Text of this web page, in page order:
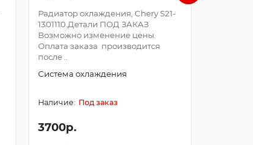
Радиатор охлаждения, Chery S21-
1301110.Детали ПОД ЗАКАЗ
Возможно изменение цены.
Оплата заказа производится
после ..
Система охлаждения
Под заказ
3700р.